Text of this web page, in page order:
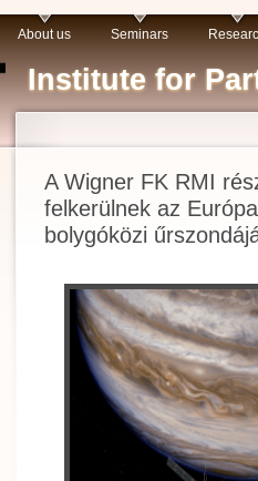
Institute for
About us Seminars
A Wigner FK RMI
felkerülnek az
bolygóközi